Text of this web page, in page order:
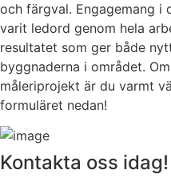
och färgval. Engagemang i
varit ledord genom hela
resultatet som ger både
byggnaderna i området.
måleriprojekt är du varmt
formuläret nedan!
Kontakta oss idag!